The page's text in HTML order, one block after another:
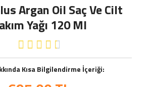
Argan Oil Saç Ve Cilt
Yağı 120 Ml
    
Kısa Bilgilendirme İçeriği: